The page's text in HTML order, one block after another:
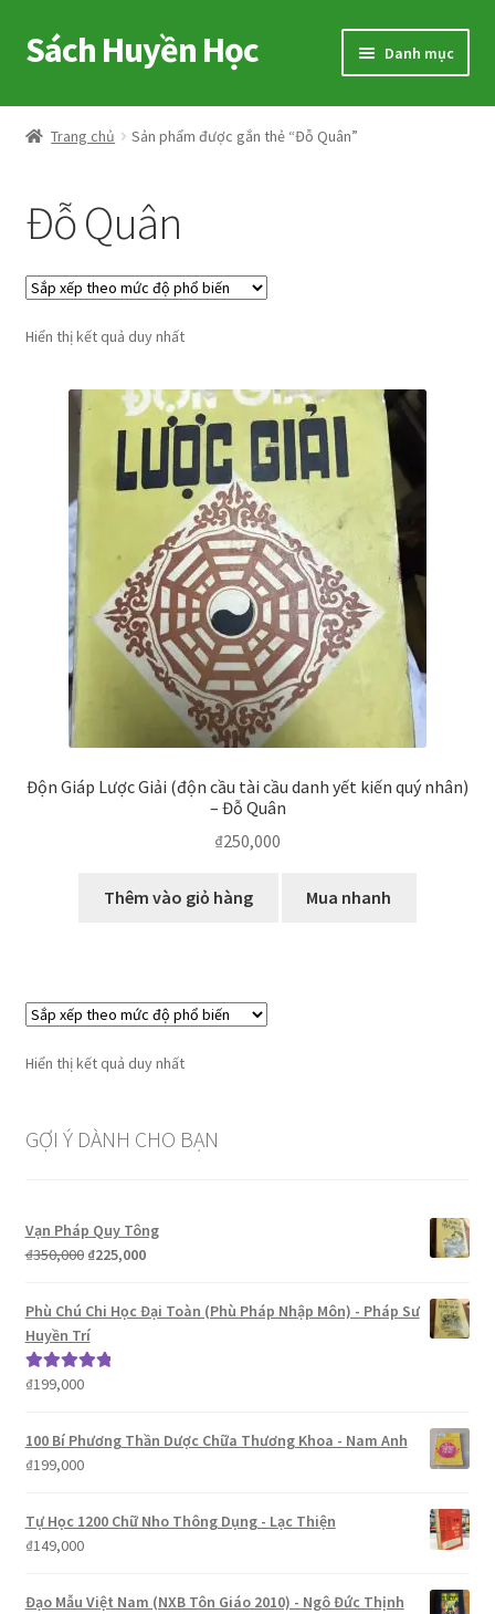
Đi
đến
hướng
Chuyển
đến
dung
Sách Huyền Học Danh mục
Home
Shop
Voucher
Hướng Dẫn
My account
Trang chủ Sản phẩm được gắn thẻ “Đỗ Quân”
Đỗ Quân
Hiển thị kết quả duy nhất
Độn Giáp Lược Giải (độn cầu tài cầu danh yết kiến quý nhân)
– Đỗ Quân
₫250,000
Thêm vào giỏ hàng Mua nhanh
Hiển thị kết quả duy nhất
GỢI Ý DÀNH CHO BẠN
Vạn Pháp Quy Tông
₫350,000 Giá
là:
₫350,000.
₫225,000Giá
tại
là:
Phù Chú Chi Học Đại Toàn (Phù Pháp Nhập Môn) - Pháp Sư
Huyền Trí
Được xếp
₫199,000
100 Bí Phương Thần Dược Chữa Thương Khoa - Nam Anh
₫199,000
Tự Học 1200 Chữ Nho Thông Dụng - Lạc Thiện
₫149,000
Đạo Mẫu Việt Nam (NXB Tôn Giáo 2010) - Ngô Đức Thịnh